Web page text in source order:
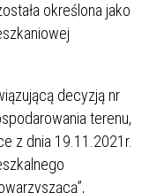
określona jako
decyzją nr
terenu,
z dnia 19.11.2021r.